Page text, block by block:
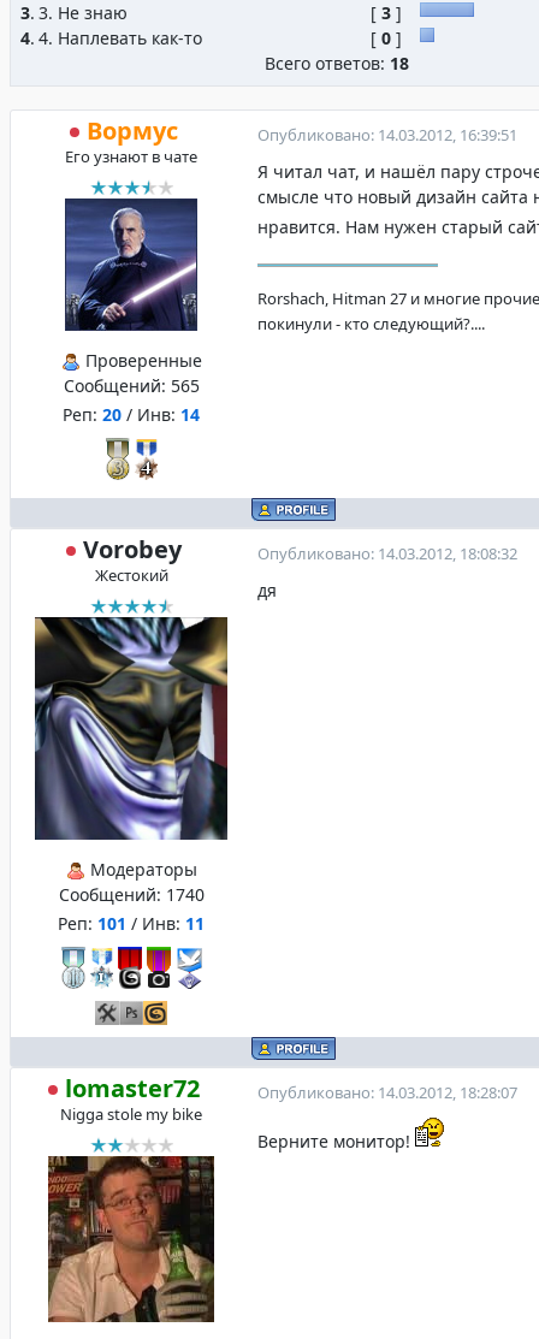
3. 3. Не знаю [ 3 ]
4. 4. Наплевать как-то [ 0 ]
Всего ответов: 18
Вормус
Его узнают в чате
Проверенные
Сообщений: 565
Реп: 20 / Инв: 14
Опубликовано: 14.03.2012, 16:39:51
Я читал чат, и нашёл пару
смысле что новый дизайн сайта
нравится. Нам нужен старый
Rorshach, Hitman 27 и многие
покинули - кто следующий?....
Vorobey
Жестокий
Модераторы
Сообщений: 1740
Реп: 101 / Инв: 11
Опубликовано: 14.03.2012, 18:08:32
дя
lomaster72
Nigga stole my bike
Опубликовано: 14.03.2012, 18:28:07
Верните монитор!